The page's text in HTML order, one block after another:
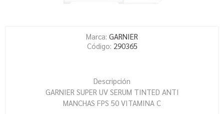
Marca: GARNIER
Código: 290365
Descripción
GARNIER SUPER UV SERUM TINTED ANTI
MANCHAS FPS 50 VITAMINA C